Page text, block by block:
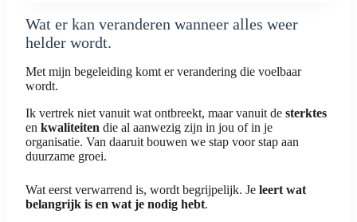
Wat er kan veranderen wanneer alles weer
helder wordt.
Met mijn begeleiding komt er verandering die voelbaar
wordt.
Ik vertrek niet vanuit wat ontbreekt, maar vanuit de sterktes
en kwaliteiten die al aanwezig zijn in jou of in je
organisatie. Van daaruit bouwen we stap voor stap aan
duurzame groei.
Wat eerst verwarrend is, wordt begrijpelijk. Je leert wat
belangrijk is en wat je nodig hebt.